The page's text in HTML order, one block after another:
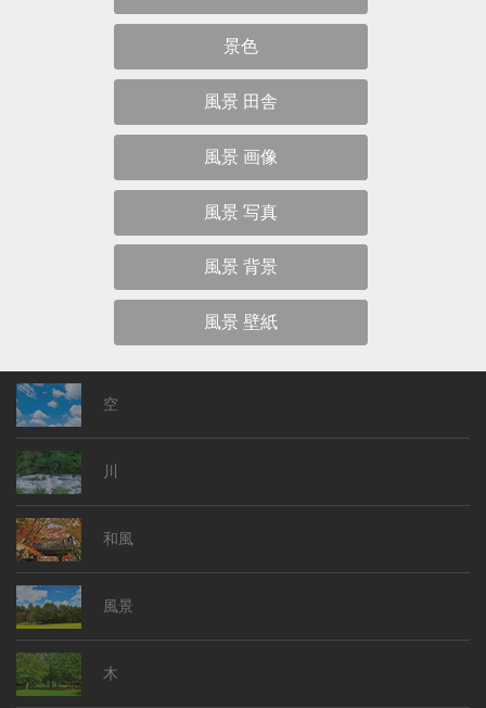
景色
風景 田舎
風景 画像
風景 写真
風景 背景
風景 壁紙
空
川
和風
風景
木